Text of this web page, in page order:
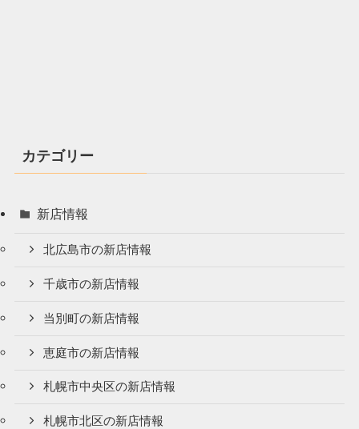
カテゴリー
新店情報
北広島市の新店情報
千歳市の新店情報
当別町の新店情報
恵庭市の新店情報
札幌市中央区の新店情報
札幌市北区の新店情報